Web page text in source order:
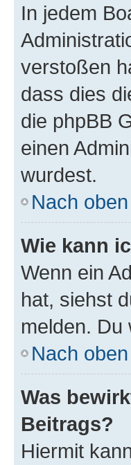
In jedem
verstoßen
dass dies
die phpBB
einen
wurdest.
Nach oben
Wie kann
Wenn ein
hat, siehst
melden. Du
Nach oben
Was
Beitrags?
Hiermit